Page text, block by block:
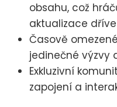
obsahu, což
aktualizace
Časově
jedinečné výzvy
Exkluzivní
zapojení a